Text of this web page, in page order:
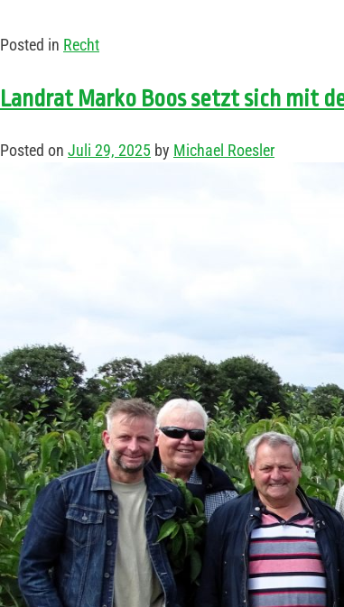
Posted in Recht
Landrat Marko Boos setzt sich mit
Posted on Juli 29, 2025 by Michael Roesler